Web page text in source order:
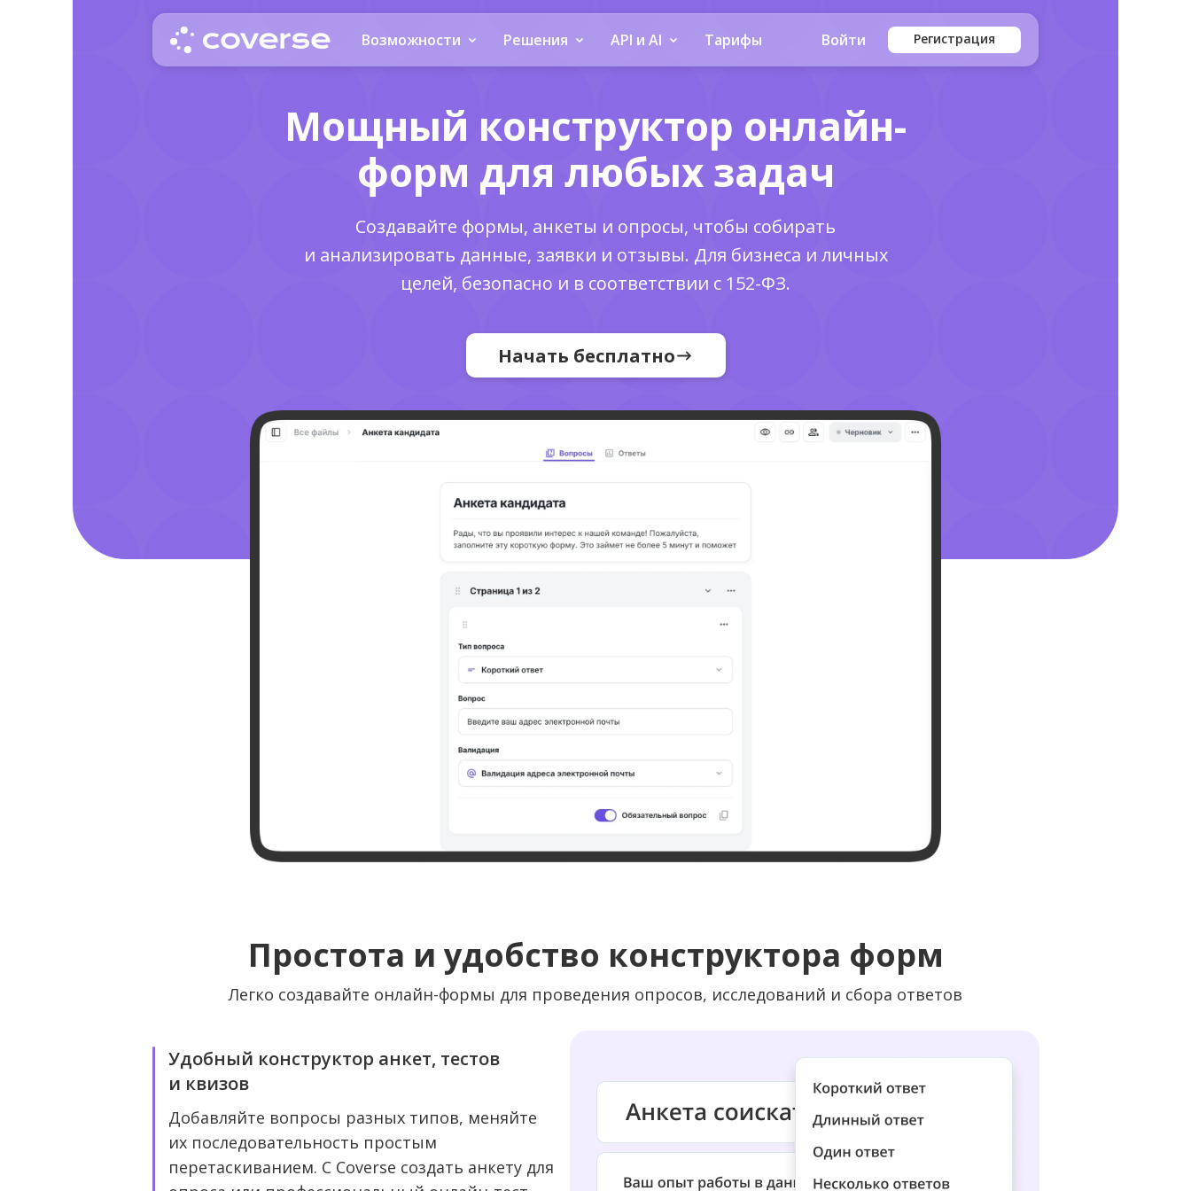
Возможности Решения API и AI Тарифы Войти Регистрация
Мощный конструктор онлайн-
форм для любых задач
Создавайте формы, анкеты и опросы, чтобы собирать
и анализировать данные, заявки и отзывы. Для бизнеса и личных
целей, безопасно и в соответствии с 152-ФЗ.
Начать бесплатно
Простота и удобство конструктора форм
Легко создавайте онлайн-формы для проведения опросов, исследований и сбора ответов
Удобный конструктор анкет, тестов
и квизов
Добавляйте вопросы разных типов, меняйте
их последовательность простым
перетаскиванием. С Coverse создать анкету для